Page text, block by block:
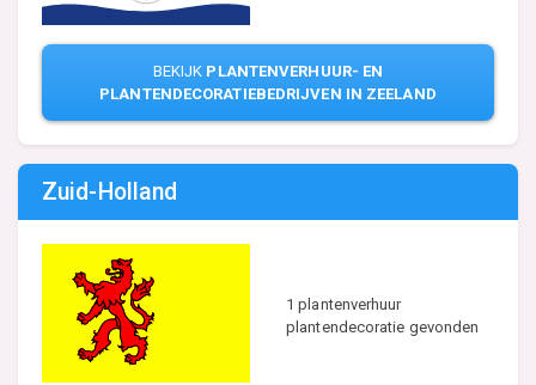
BEKIJK PLANTENVERHUUR- EN
PLANTENDECORATIEBEDRIJVEN IN ZEELAND
Zuid-Holland
1 plantenverhuur
plantendecoratie gevonden